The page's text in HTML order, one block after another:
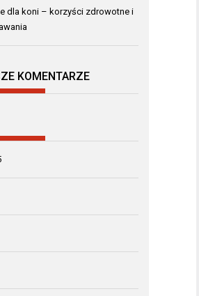
dla koni – korzyści zdrowotne i
KOMENTARZE